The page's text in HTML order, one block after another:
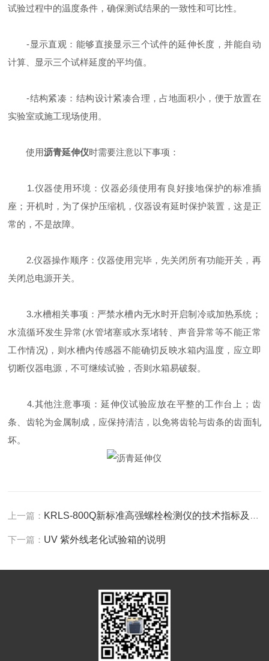
试验过程中的温度条件，确保测试结果的一致性和可比性。
-显示直观：能够直接显示三个试件的延伸长度，并能自动
计算、显示三个试样延度的平均值。
-结构紧凑：结构设计紧凑合理，占地面积小，便于放置在
实验室或施工现场使用。
使用沥青延伸仪时需要注意以下事项：
1.仪器使用环境：仪器必须使用有良好接地保护的标准插
座；开机时，为了保护压缩机，仪器设有延时保护装置，这是正
常的，不是故障。
2.仪器操作顺序：仪器使用完毕，先关闭所有功能开关，再
关闭总电源开关。
3.水槽相关事项：严禁水槽内无水时开启制冷或加热系统；
水流循环发生异常(水管堵塞或水泵堵转、声音异常等不能正常
工作情况)，则水槽内传感器不能确切反映水箱内温度，应立即
切断仪器电源，不可继续试验，否则水箱易破裂。
4.其他注意事项：延伸仪试验应放在平整的工作台上；齿
条、齿轮为金属制成，应保持清洁，以免将齿轮与齿条的齿面轧
坏。
上一篇： KRLS-800Q新标准高强螺栓检测仪的技术指标及简介
下一篇： UV 紫外线老化试验箱的说明